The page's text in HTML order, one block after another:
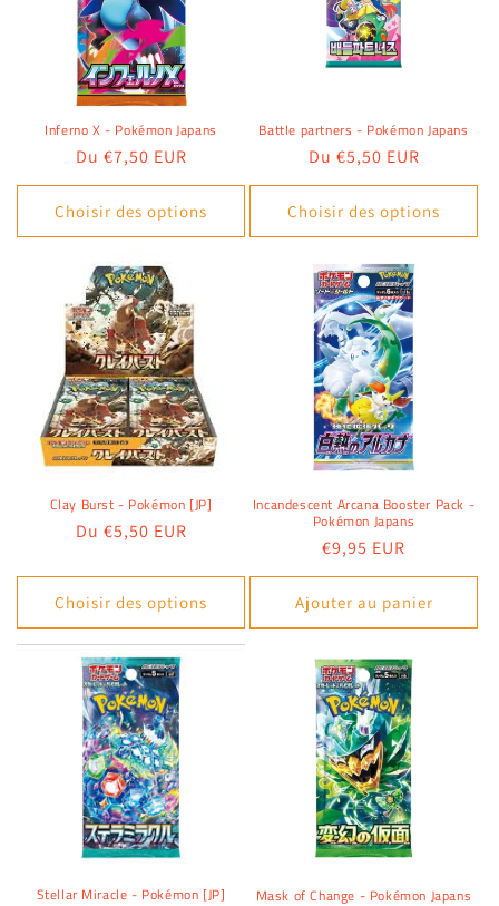
Inferno X - Pokémon Japans
Prix
habituel
Du €7,50 EUR
Choisir des options
Battle partners - Pokémon Japans
Prix
habituel
Du €5,50 EUR
Choisir des options
Clay Burst - Pokémon [JP]
Prix
Du €5,50 EUR
Choisir des options
Incandescent Arcana Booster Pack -
Pokémon Japans
Prix
habituel
€9,95 EUR
Ajouter au panier
Stellar Miracle - Pokémon [JP] Mask of Change - Pokémon Japans